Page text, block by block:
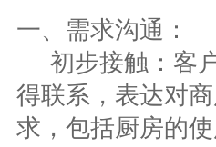
一、 需求沟通：
初步接触：客
得联系，表达对
求，包括厨房的